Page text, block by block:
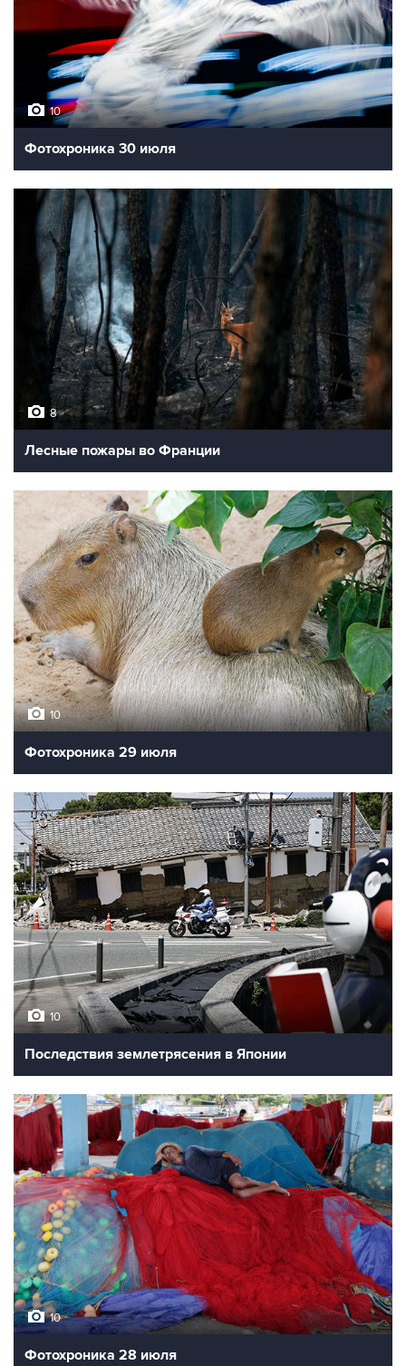
10
Фотохроника 30 июля
8
Лесные пожары во Франции
10
Фотохроника 29 июля
10
Последствия землетрясения в Японии
10
Фотохроника 28 июля